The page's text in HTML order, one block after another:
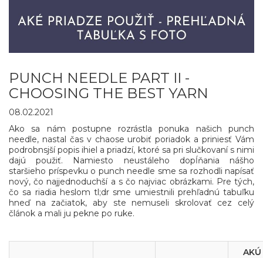
PUNCH NEEDLE PART II -
CHOOSING THE BEST YARN
08.02.2021
Ako sa nám postupne rozrástla ponuka našich punch
needle, nastal čas v chaose urobiť poriadok a priniesť Vám
podrobnsjší popis ihiel a priadzí, ktoré sa pri slučkovaní s nimi
dajú použiť. Namiesto neustáleho dopĺňania nášho
staršieho príspevku o punch needle sme sa rozhodli napísať
nový, čo najjednoduchší a s čo najviac obrázkami. Pre tých,
čo sa riadia heslom tl;dr sme umiestnili prehľadnú tabuľku
hneď na začiatok, aby ste nemuseli skrolovať cez celý
článok a mali ju pekne po ruke.
AKÚ